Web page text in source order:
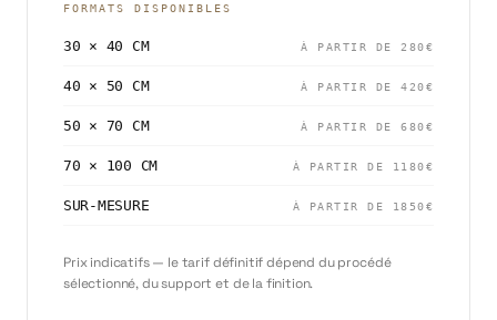
FORMATS DISPONIBLES
30 × 40 CM À PARTIR DE 280€
40 × 50 CM À PARTIR DE 420€
50 × 70 CM À PARTIR DE 680€
70 × 100 CM À PARTIR DE 1180€
SUR-MESURE À PARTIR DE 1850€
Prix indicatifs — le tarif définitif dépend du procédé
sélectionné, du support et de la finition.